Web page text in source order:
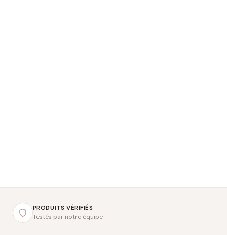
PRODUITS VÉRIFIÉS
Testés par notre équipe